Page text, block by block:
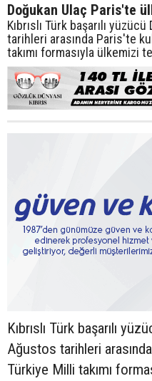
Doğukan Ulaç Paris'te
Kıbrıslı Türk başarılı
tarihleri arasında Paris'te
takımı formasıyla ülkemizi
Kıbrıslı Türk başarılı
Ağustos tarihleri
Türkiye Milli takımı